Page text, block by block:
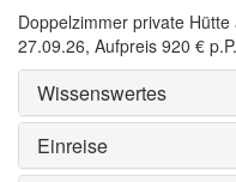
Doppelzimmer private
27.09.26, Aufpreis 920 €
Wissenswertes
Einreise